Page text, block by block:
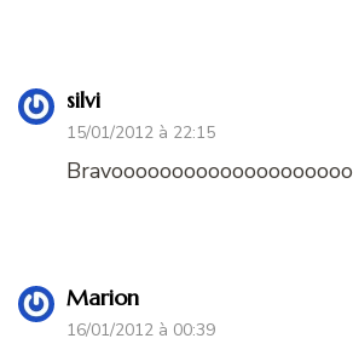
silvi
15/01/2012 à 22:15
Bravoooooooooooooooooooo
Marion
16/01/2012 à 00:39